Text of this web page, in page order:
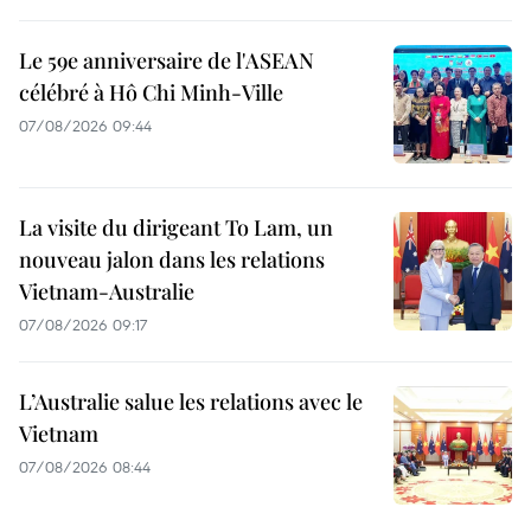
Le 59e anniversaire de l'ASEAN
célébré à Hô Chi Minh-Ville
07/08/2026 09:44
La visite du dirigeant To Lam, un
nouveau jalon dans les relations
Vietnam-Australie
07/08/2026 09:17
L’Australie salue les relations avec le
Vietnam
07/08/2026 08:44